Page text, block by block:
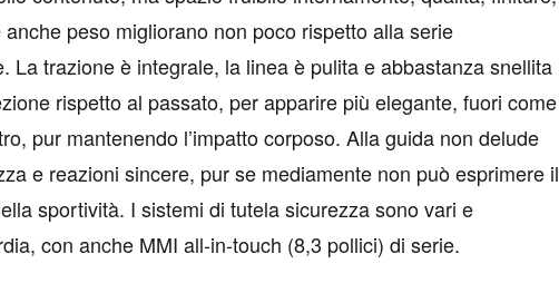
peso migliorano non poco rispetto alla serie
La trazione è integrale, la linea è pulita e abbastanza snellita
rispetto al passato, per apparire più elegante, fuori come
pur mantenendo l’impatto corposo. Alla guida non delude
e reazioni sincere, pur se mediamente non può esprimere il
sportività. I sistemi di tutela sicurezza sono vari e
con anche MMI all-in-touch (8,3 pollici) di serie.